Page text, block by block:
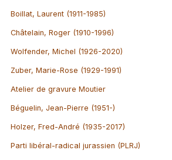
Boillat, Laurent (1911-1985)
Châtelain, Roger (1910-1996)
Wolfender, Michel (1926-2020)
Zuber, Marie-Rose (1929-1991)
Atelier de gravure Moutier
Béguelin, Jean-Pierre (1951-)
Holzer, Fred-André (1935-2017)
Parti libéral-radical jurassien (PLRJ)